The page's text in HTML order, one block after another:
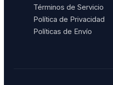
Términos de Servicio
Política de Privacidad
Políticas de Envío